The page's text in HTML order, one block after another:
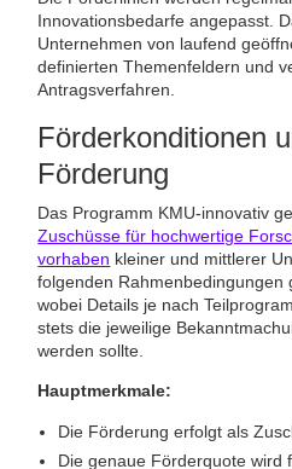
Innovationsbedarfe angepasst.
Unternehmen von laufend
definierten Themenfeldern und
Antragsverfahren.
Förderkonditionen
Förderung
Das Programm KMU-innovativ
Zuschüsse für hochwertige
vorhaben kleiner und mittlerer
folgenden Rahmenbedingungen
wobei Details je nach
stets die jeweilige
werden sollte.
Hauptmerkmale:
Die Förderung erfolgt als
Die genaue Förderquote wird